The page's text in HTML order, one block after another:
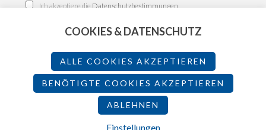
Ich akzeptiere die Datenschutzbestimmungen
Impressum
Datenschutz
Teilnahmebedingungen
2026 - Made by
COOKIES & DATENSCHUTZ
ALLE COOKIES AKZEPTIEREN
BENÖTIGTE COOKIES AKZEPTIEREN
ABLEHNEN
Einstellungen